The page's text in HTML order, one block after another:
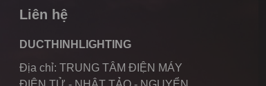
Liên hệ
DUCTHINHLIGHTING
Địa chỉ: TRUNG TÂM ĐIỆN MÁY